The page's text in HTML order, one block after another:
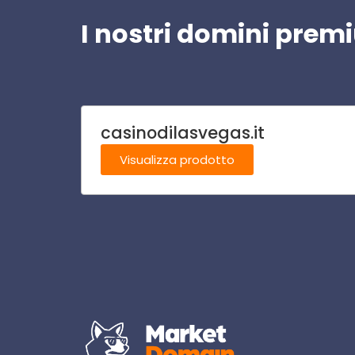
I nostri domini
casinodilasvegas.it
Visualizza prodotto